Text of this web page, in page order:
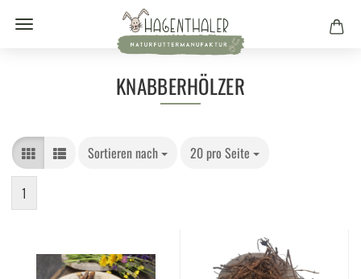
KNABBERHÖLZER
Sortieren nach 20 pro Seite
1